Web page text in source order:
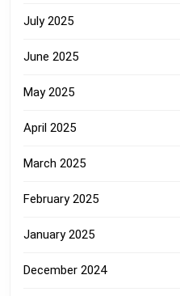
July 2025
June 2025
May 2025
April 2025
March 2025
February 2025
January 2025
December 2024